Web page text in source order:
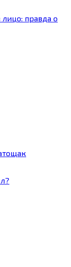
правда о